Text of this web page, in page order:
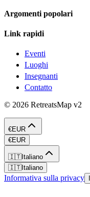
Argomenti popolari
Link rapidi
Eventi
Luoghi
Insegnanti
Contatto
© 2026 RetreatsMap v2
€EUR
€EUR
🇮🇹Italiano
🇮🇹Italiano
Informativa sulla privacy